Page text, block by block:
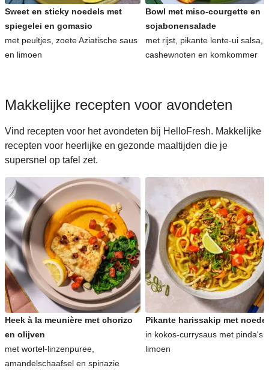
Sweet en sticky noedels met
spiegelei en gomasio
met peultjes, zoete Aziatische saus
en limoen
Bowl met miso-courgette en
sojabonensalade
met rijst, pikante lente-ui salsa,
cashewnoten en komkommer
Makkelijke recepten voor avondeten
Vind recepten voor het avondeten bij HelloFresh. Makkelijke
recepten voor heerlijke en gezonde maaltijden die je
supersnel op tafel zet.
Heek à la meunière met chorizo
en olijven
met wortel-linzenpuree,
amandelschaafsel en spinazie
Pikante harissakip met
in kokos-currysaus met pinda's
limoen